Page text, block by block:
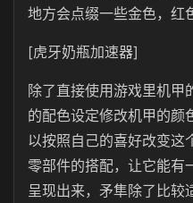
地方会点缀一些金色，红
[虎牙奶瓶加速器]
除了直接使用游戏里机甲
的配色设定修改机甲的颜
以按照自己的喜好改变这
零部件的搭配，让它能有
呈现出来，矛隼除了比较